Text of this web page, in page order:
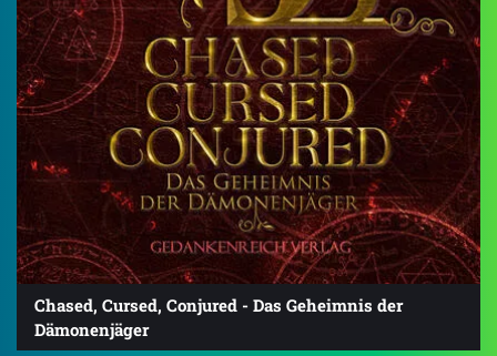
Chased, Cursed, Conjured - Das Geheimnis der
Dämonenjäger